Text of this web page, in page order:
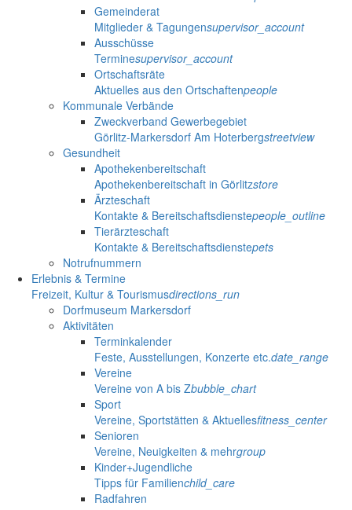
Gemeinderat
Mitglieder & Tagungensupervisor_account
Ausschüsse
Terminesupervisor_account
Ortschaftsräte
Aktuelles aus den Ortschaftenpeople
Kommunale Verbände
Zweckverband Gewerbegebiet
Görlitz-Markersdorf Am Hoterbergstreetview
Gesundheit
Apothekenbereitschaft
Apothekenbereitschaft in Görlitzstore
Ärzteschaft
Kontakte & Bereitschaftsdienstepeople_outline
Tierärzteschaft
Kontakte & Bereitschaftsdienstepets
Notrufnummern
Erlebnis & Termine
Freizeit, Kultur & Tourismusdirections_run
Dorfmuseum Markersdorf
Aktivitäten
Terminkalender
Feste, Ausstellungen, Konzerte etc.date_range
Vereine
Vereine von A bis Zbubble_chart
Sport
Vereine, Sportstätten & Aktuellesfitness_center
Senioren
Vereine, Neuigkeiten & mehrgroup
Kinder+Jugendliche
Tipps für Familienchild_care
Radfahren